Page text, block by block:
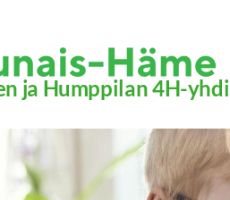
ja Humppilan 4H-